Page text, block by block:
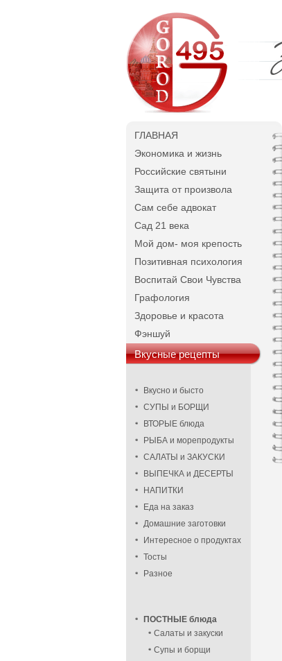
ГЛАВНАЯ
Экономика и жизнь
Российские святыни
Защита от произвола
Сам себе адвокат
Сад 21 века
Мой дом- моя крепость
Позитивная психология
Воспитай Свои Чувства
Графология
Здоровье и красота
Фэншуй
Вкусные рецепты
Вкусно и бысто
СУПЫ и БОРЩИ
ВТОРЫЕ блюда
РЫБА и морепродукты
САЛАТЫ и ЗАКУСКИ
ВЫПЕЧКА и ДЕСЕРТЫ
НАПИТКИ
Еда на заказ
Домашние заготовки
Интересное о продуктах
Тосты
Разное
ПОСТНЫЕ блюда
Салаты и закуски
Супы и борщи